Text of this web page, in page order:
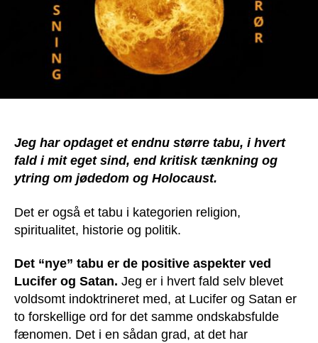
du
se
det
på
Jeg har opdaget et endnu større tabu, i hvert
fald i mit eget sind, end kritisk tænkning og
ytring om jødedom og Holocaust.
Det er også et tabu i kategorien religion,
spiritualitet, historie og politik.
Det “nye” tabu er de positive aspekter ved
Lucifer og Satan. Jeg er i hvert fald selv blevet
voldsomt indoktrineret med, at Lucifer og Satan er
to forskellige ord for det samme ondskabsfulde
fænomen. Det i en sådan grad, at det har